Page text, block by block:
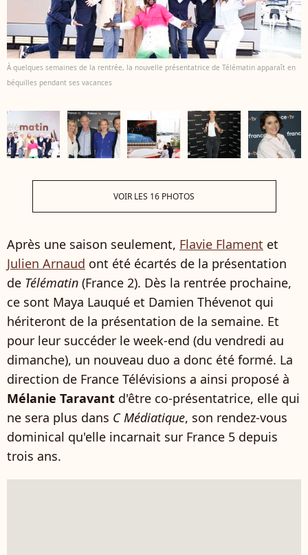
À quelques semaines de la rentrée, la nouvelle présentatrice de Télématin apparaît en
béquilles pendant ses vacances
VOIR LES 16 PHOTOS
Après une saison seulement, Flavie Flament et
Julien Arnaud ont été écartés de la présentation
de Télématin (France 2). Dès la rentrée prochaine,
ce sont Maya Lauqué et Damien Thévenot qui
hériteront de la présentation de la semaine. Et
pour leur succéder le week-end (du vendredi au
dimanche), un nouveau duo a donc été formé. La
direction de France Télévisions a ainsi proposé à
Mélanie Taravant d'être co-présentatrice, elle qui
ne sera plus dans C Médiatique, son rendez-vous
dominical qu'elle incarnait sur France 5 depuis
trois ans.